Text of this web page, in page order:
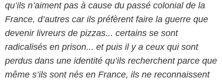
qu’ils n’aiment pas à cause du passé colonial de la
France, d’autres car ils préfèrent faire la guerre que
devenir livreurs de pizzas... certains se sont
radicalisés en prison... et puis il y a ceux qui sont
perdus dans une identité qu’ils recherchent parce que
même s’ils sont nés en France, ils ne reconnaissent